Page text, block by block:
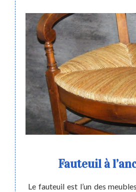
Fauteuil à
Le fauteuil est l’un des